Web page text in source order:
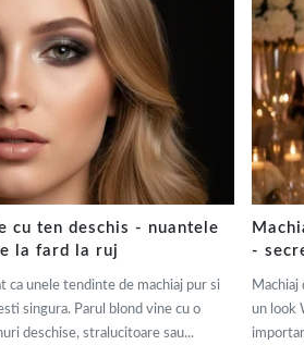
cu ten deschis - nuantele
la fard la ruj
ca unele tendinte de machiaj pur si
singura. Parul blond vine cu o
deschise, stralucitoare sau...
-
Machiaj
un look